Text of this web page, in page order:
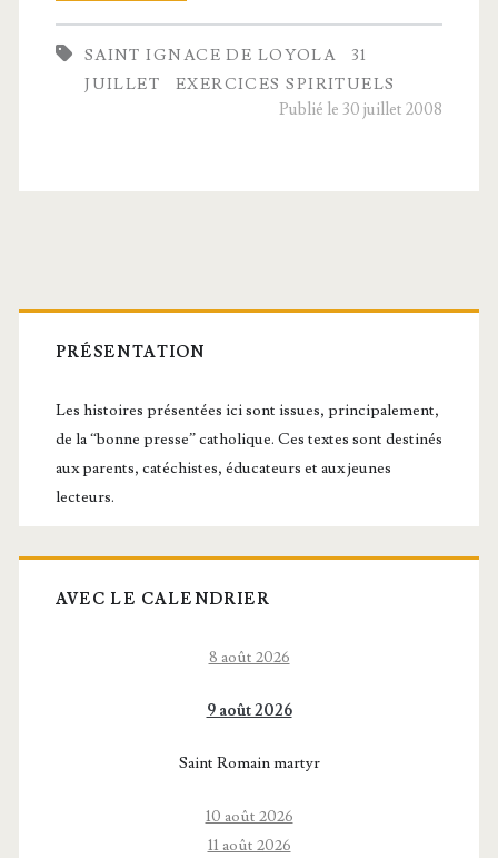
Ignace
de
SAINT IGNACE DE LOYOLA
31
JUILLET
EXERCICES SPIRITUELS
Publié le 30 juillet 2008
Barre
latérale
principale
PRÉSENTATION
Les histoires présentées ici sont issues, principalement,
de la “bonne presse” catholique. Ces textes sont destinés
aux parents, catéchistes, éducateurs et aux jeunes
lecteurs.
AVEC LE CALENDRIER
8 août 2026
9 août 2026
Saint Romain martyr
10 août 2026
11 août 2026